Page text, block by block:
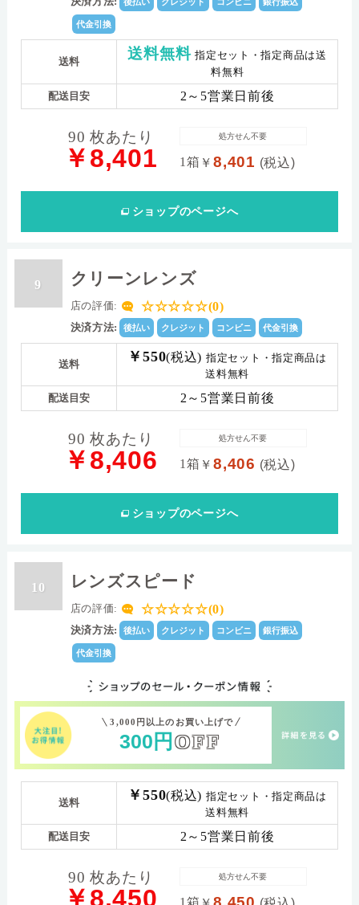
代金引換
送料 送料無料 指定セット・指定商品は送
料無料
配送目安 2～5営業日前後
90 枚あたり
￥8,401 1箱 ￥8,401 (税込)
処方せん不要
ショップのページへ
9 クリーンレンズ
店の評価: ☆☆☆☆☆(0)
決済方法: 後払い クレジット コンビニ 代金引換
送料 ￥550(税込) 指定セット・指定商品は
送料無料
配送目安 2～5営業日前後
90 枚あたり
￥8,406 1箱 ￥8,406 (税込)
処方せん不要
ショップのページへ
10 レンズスピード
店の評価: ☆☆☆☆☆(0)
決済方法: 後払い クレジット コンビニ 銀行振込
代金引換
3,000円以上のお買い上げで
300 円 OFF
送料 ￥550(税込) 指定セット・指定商品は
送料無料
配送目安 2～5営業日前後
90 枚あたり
￥8,450 1箱
処方せん不要